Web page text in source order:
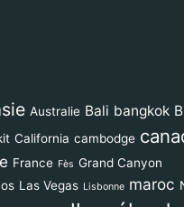
Australie Bali bangkok
California cambodge
France Fès Grand Canyon
Las Vegas Lisbonne maroc